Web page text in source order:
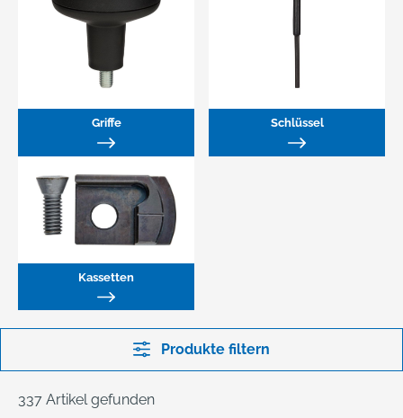
Griffe Schlüssel
Kassetten
Produkte filtern
337 Artikel gefunden